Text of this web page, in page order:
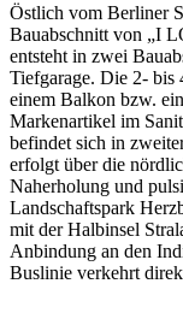
Östlich vom Berliner
Bauabschnitt von „I
entsteht in zwei
Tiefgarage. Die 2- bis
einem Balkon bzw.
Markenartikel im
befindet sich in
erfolgt über die
Naherholung und
Landschaftspark
mit der Halbinsel
Anbindung an den
Buslinie verkehrt